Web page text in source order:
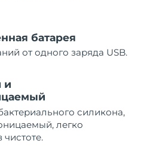
батарея
от одного заряда USB.
и
силикона,
легко